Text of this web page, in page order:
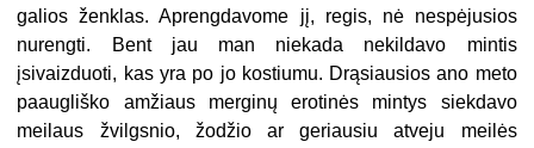
galios ženklas. Aprengdavome jį, regis, nė nespėjusios
nurengti. Bent jau man niekada nekildavo mintis
įsivaizduoti, kas yra po jo kostiumu. Drąsiausios ano meto
paaugliško amžiaus merginų erotinės mintys siekdavo
meilaus žvilgsnio, žodžio ar geriausiu atveju meilės